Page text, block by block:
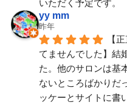
いただく予定です。
yy mm
昨年
【
てませんでした】結
た。他のサロンは基
ないところばかりだ
ッケーとサイトに書